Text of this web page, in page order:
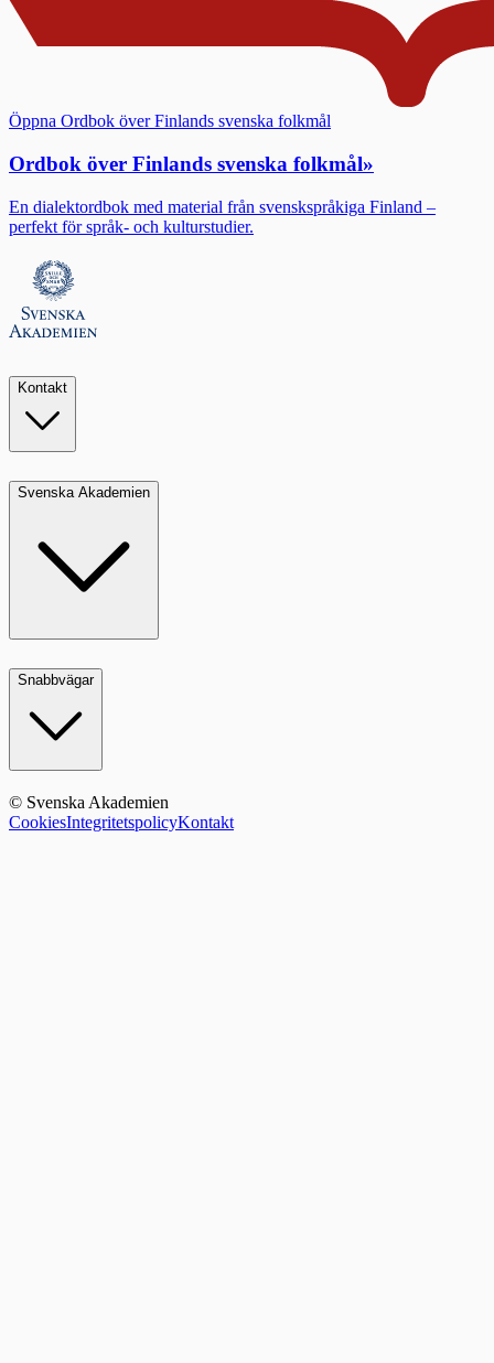
Öppna Ordbok över Finlands svenska folkmål
Ordbok över Finlands svenska folkmål»
En dialektordbok med material från svenskspråkiga Finland –
perfekt för språk- och kulturstudier.
Kontakt
Svenska Akademien
Snabbvägar
© Svenska Akademien
CookiesIntegritetspolicyKontakt